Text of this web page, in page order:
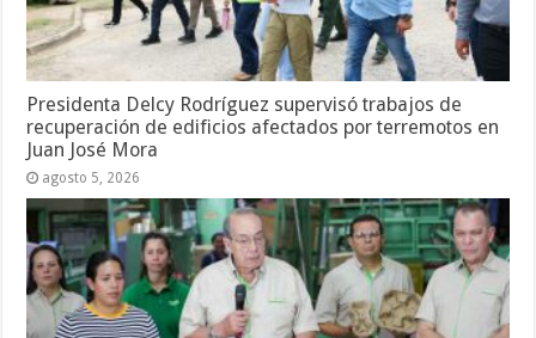
Presidenta Delcy Rodríguez supervisó trabajos de
recuperación de edificios afectados por terremotos en
Juan José Mora
agosto 5, 2026